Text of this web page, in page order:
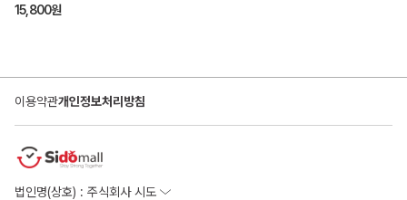
15,800원
이용약관개인정보처리방침
법인명(상호) : 주식회사 시도